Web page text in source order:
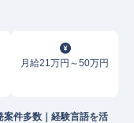
月給21万円～50万円
件多数｜経験言語を活